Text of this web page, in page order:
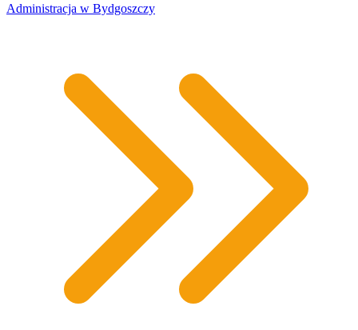
Administracja w Bydgoszczy